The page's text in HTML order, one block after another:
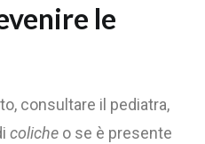
le
consultare il pediatra,
coliche o se è presente